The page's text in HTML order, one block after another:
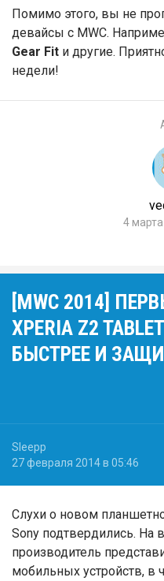
Помимо этого, вы не
девайсы с MWC.
Gear Fit и другие.
недели!
4
[MWC 2014]
XPERIA Z2
БЫСТРЕЕ И
Sleepp
27 февраля 2014 в 05:46
Слухи о новом
Sony подтвердились. На
производитель
мобильных устройств, в